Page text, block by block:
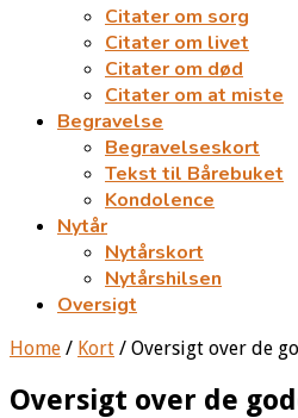
Citater om sorg
Citater om livet
Citater om død
Citater om at miste
Begravelse
Begravelseskort
Tekst til Bårebuket
Kondolence
Nytår
Nytårskort
Nytårshilsen
Oversigt
Home / Kort / Oversigt over de
Oversigt over de